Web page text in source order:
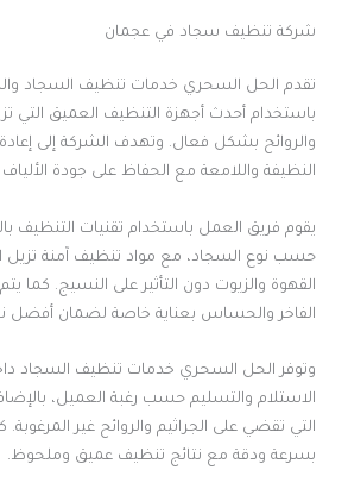
شركة تنظيف سجاد في عجمان
تقدم الحل السحري خدمات تنظيف السجاد
باستخدام أحدث أجهزة التنظيف العميق التي
والروائح بشكل فعال. وتهدف الشركة إلى إعادة
النظيفة واللامعة مع الحفاظ على جودة الألياف
يقوم فريق العمل باستخدام تقنيات التنظيف
حسب نوع السجاد، مع مواد تنظيف آمنة تزيل
القهوة والزيوت دون التأثير على النسيج. كما
الفاخر والحساس بعناية خاصة لضمان أفضل
وتوفر الحل السحري خدمات تنظيف السجاد
الاستلام والتسليم حسب رغبة العميل،
التي تقضي على الجراثيم والروائح غير
بسرعة ودقة مع نتائج تنظيف عميق وملحوظ.